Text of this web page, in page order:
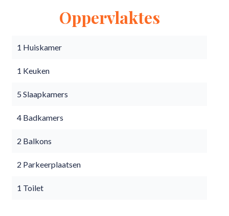
Oppervlaktes
1 Huiskamer
1 Keuken
5 Slaapkamers
4 Badkamers
2 Balkons
2 Parkeerplaatsen
1 Toilet